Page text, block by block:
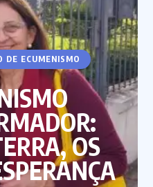
DE ECUMENISMO
OS